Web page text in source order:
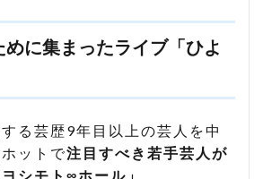
に集まったライブ「ひよ
る芸歴9年目以上の芸人を中
ットで注目すべき若手芸人が
シモト∞ホール」